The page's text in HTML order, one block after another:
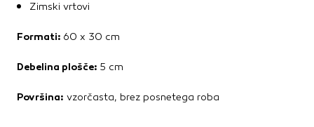
Zimski vrtovi
Formati: 60 x 30 cm
Debelina plošče: 5 cm
Površina: vzorčasta, brez posnetega roba